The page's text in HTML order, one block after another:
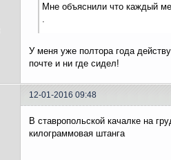
Мне объяснили что каждый
У меня уже полтора года
почте и ни где сидел!
12-01-2016 09:48
В ставропольской качалке на
килограммовая штанга